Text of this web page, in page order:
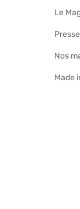
Le
Presse
Nos
Made